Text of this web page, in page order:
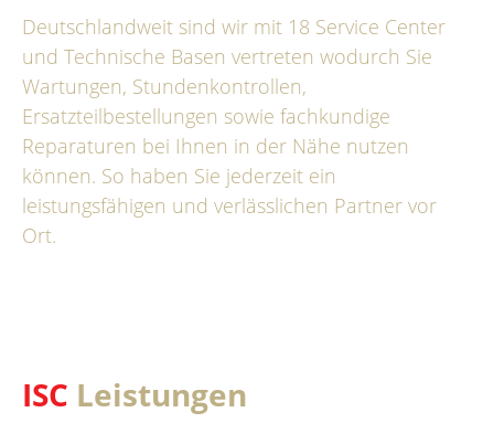
Deutschlandweit sind wir mit 18 Service Center
und Technische Basen vertreten wodurch Sie
Wartungen, Stundenkontrollen,
Ersatzteilbestellungen sowie fachkundige
Reparaturen bei Ihnen in der Nähe nutzen
können. So haben Sie jederzeit ein
leistungsfähigen und verlässlichen Partner vor
Ort.
ISC Leistungen